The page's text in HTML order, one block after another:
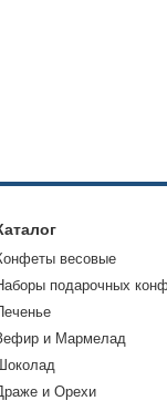
весовые
подарочных
и Мармелад
и Орехи